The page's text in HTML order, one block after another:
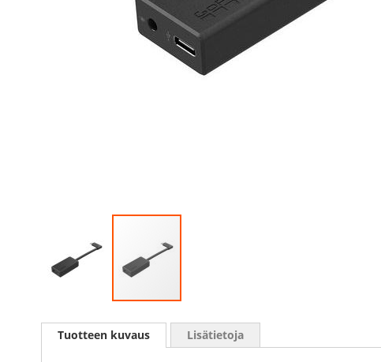
to
Tuotteen kuvaus Lisätietoja